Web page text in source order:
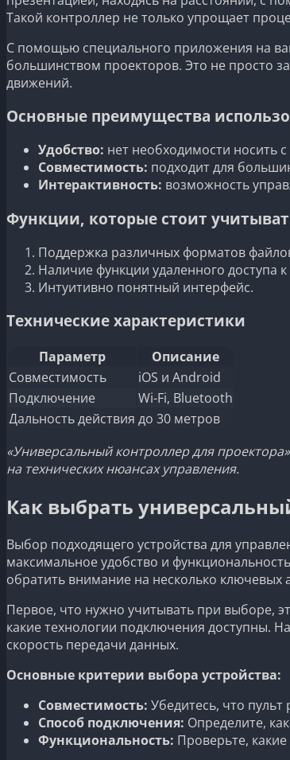
Такой контроллер не только упрощает
С помощью специального приложения на
большинством проекторов. Это не просто
движений.
Основные преимущества
Удобство: нет необходимости носить
Совместимость: подходит для
Интерактивность: возможность
Функции, которые стоит
Поддержка различных форматов
Наличие функции удаленного доступа к
Интуитивно понятный интерфейс.
Технические характеристики
Параметр
Описание
Совместимость
iOS и Android
Подключение
Wi-Fi, Bluetooth
Дальность действия до 30 метров
«Универсальный контроллер для
на технических нюансах управления.
Как выбрать
Выбор подходящего устройства для
максимальное удобство и
обратить внимание на несколько ключевых
Первое, что нужно учитывать при выборе,
какие технологии подключения доступны.
скорость передачи данных.
Основные критерии выбора устройства:
Совместимость: Убедитесь, что
Способ подключения: Определите,
Функциональность: Проверьте,